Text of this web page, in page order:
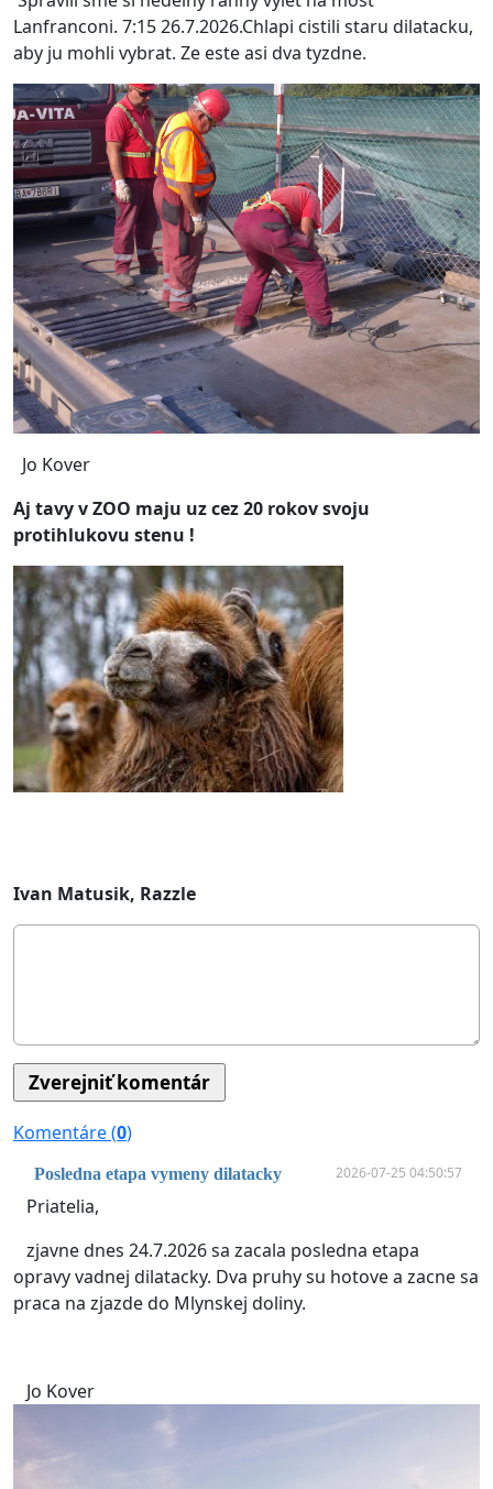
Lanfranconi. 7:15 26.7.2026.Chlapi cistili staru dilatacku,
aby ju mohli vybrat. Ze este asi dva tyzdne.
Jo Kover
Aj tavy v ZOO maju uz cez 20 rokov svoju
protihlukovu stenu !
Ivan Matusik, Razzle
Komentáre (0)
Posledna etapa vymeny dilatacky 2026-07-25 04:50:57
Priatelia,
zjavne dnes 24.7.2026 sa zacala posledna etapa
opravy vadnej dilatacky. Dva pruhy su hotove a zacne sa
praca na zjazde do Mlynskej doliny.
Jo Kover